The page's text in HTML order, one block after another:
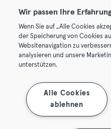
© 2026 Urban Sports
AGB Datenschutz
Vertrag hier kündigen
Wir passen Ihre
Wenn Sie auf „Alle Cookies
der Speicherung von Cookies
Websitenavigation zu
analysieren und unsere
unterstützen.
Alle Cookies
ablehnen